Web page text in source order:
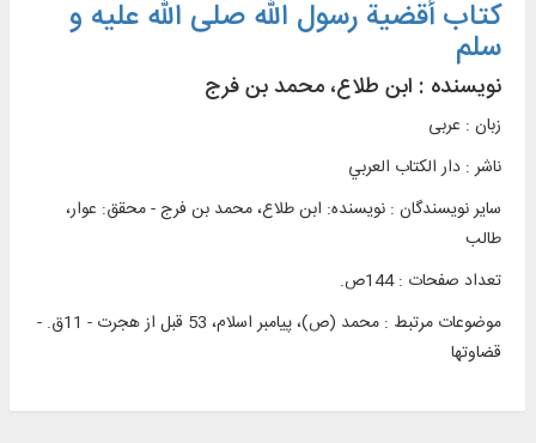
کتاب أقضیة رسول الله صلی الله علیه و
سلم
نویسنده : ابن طلاع، محمد بن فرج
زبان : عربی
ناشر : دار الکتاب العربي
سایر نویسندگان : نویسنده: ابن طلاع، محمد بن فرج - محقق: عوار،
طالب
تعداد صفحات : 144ص.
موضوعات مرتبط :
محمد (ص)، پیامبر اسلام، 53 قبل از هجرت - 11ق. -
قضاوت‏ها